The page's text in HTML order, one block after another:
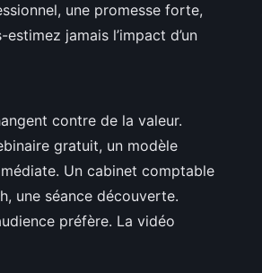
une promesse forte,
jamais l’impact d’un
contre de la valeur.
gratuit, un modèle
Un cabinet comptable
une séance découverte.
préfère. La vidéo